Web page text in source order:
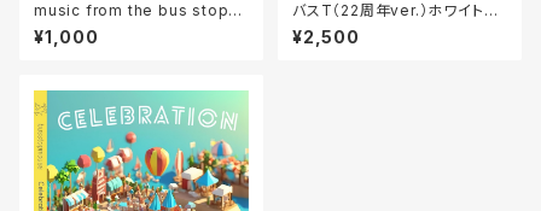
music from the bus stop（C
Dパッケージ版）
¥1,000
バスT（22周年ver.）ホワイトと
イエローとピンクとパープル
¥2,500